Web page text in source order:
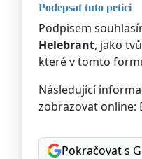
Podepsat tuto petici
Podpisem
Helebrant, jako
které v tomto
Následující
zobrazovat online:
Pokračovat s